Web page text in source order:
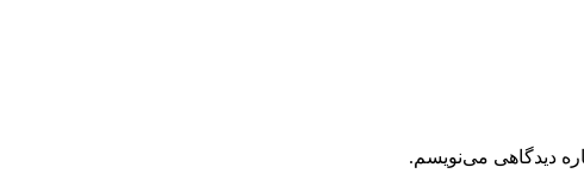
دیدگاهی می‌نویسم.